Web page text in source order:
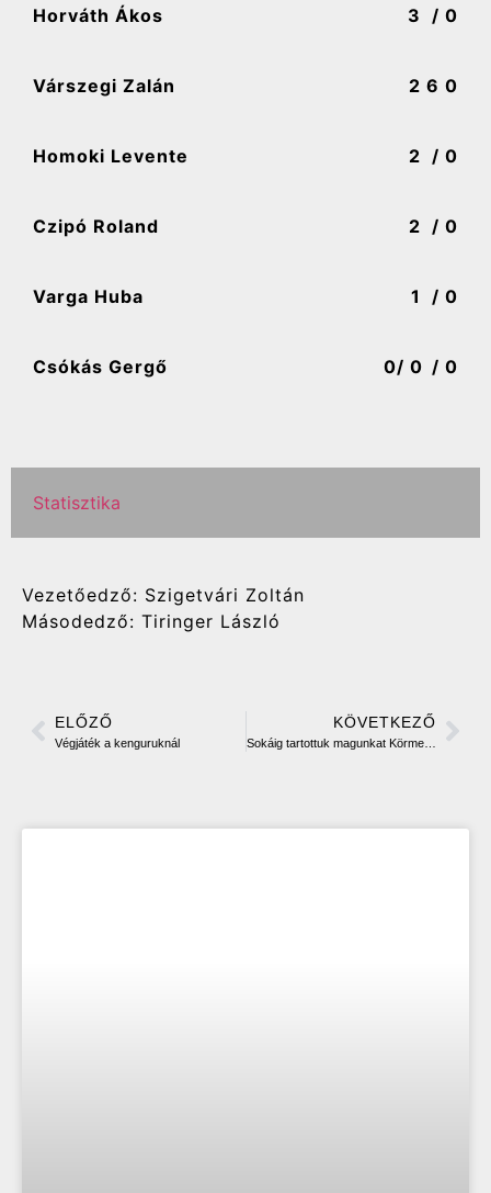
Horváth Ákos 3 / 0
Várszegi Zalán 2 6 0
Homoki Levente 2 / 0
Czipó Roland 2 / 0
Varga Huba 1 / 0
Csókás Gergő 0/ 0 / 0
Statisztika
Vezetőedző: Szigetvári Zoltán
Másodedző: Tiringer László
ELŐZŐ
Végjáték a kenguruknál
KÖVETKEZŐ
Sokáig tartottuk magunkat Körmenden